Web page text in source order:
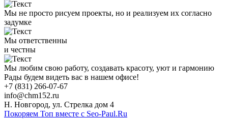
Мы не просто рисуем проекты, но и реализуем их согласно
задумке
Мы ответственны
и честны
Мы любим свою работу, создавать красоту, уют и гармонию
Рады будем видеть вас в нашем офисе!
+7 (831) 266-07-67
info@chm152.ru
Н. Новгород, ул. Стрелка дом 4
Покоряем Топ вместе с Seo-Paul.Ru